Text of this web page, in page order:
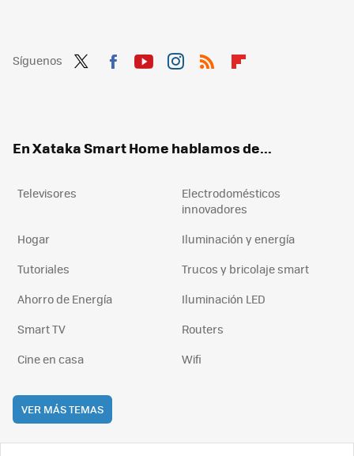
Síguenos
En Xataka Smart Home hablamos de...
Televisores
Electrodomésticos
innovadores
Hogar
Iluminación y energía
Tutoriales
Trucos y bricolaje smart
Ahorro de Energía
Iluminación LED
Smart TV
Routers
Cine en casa
Wifi
VER MÁS TEMAS